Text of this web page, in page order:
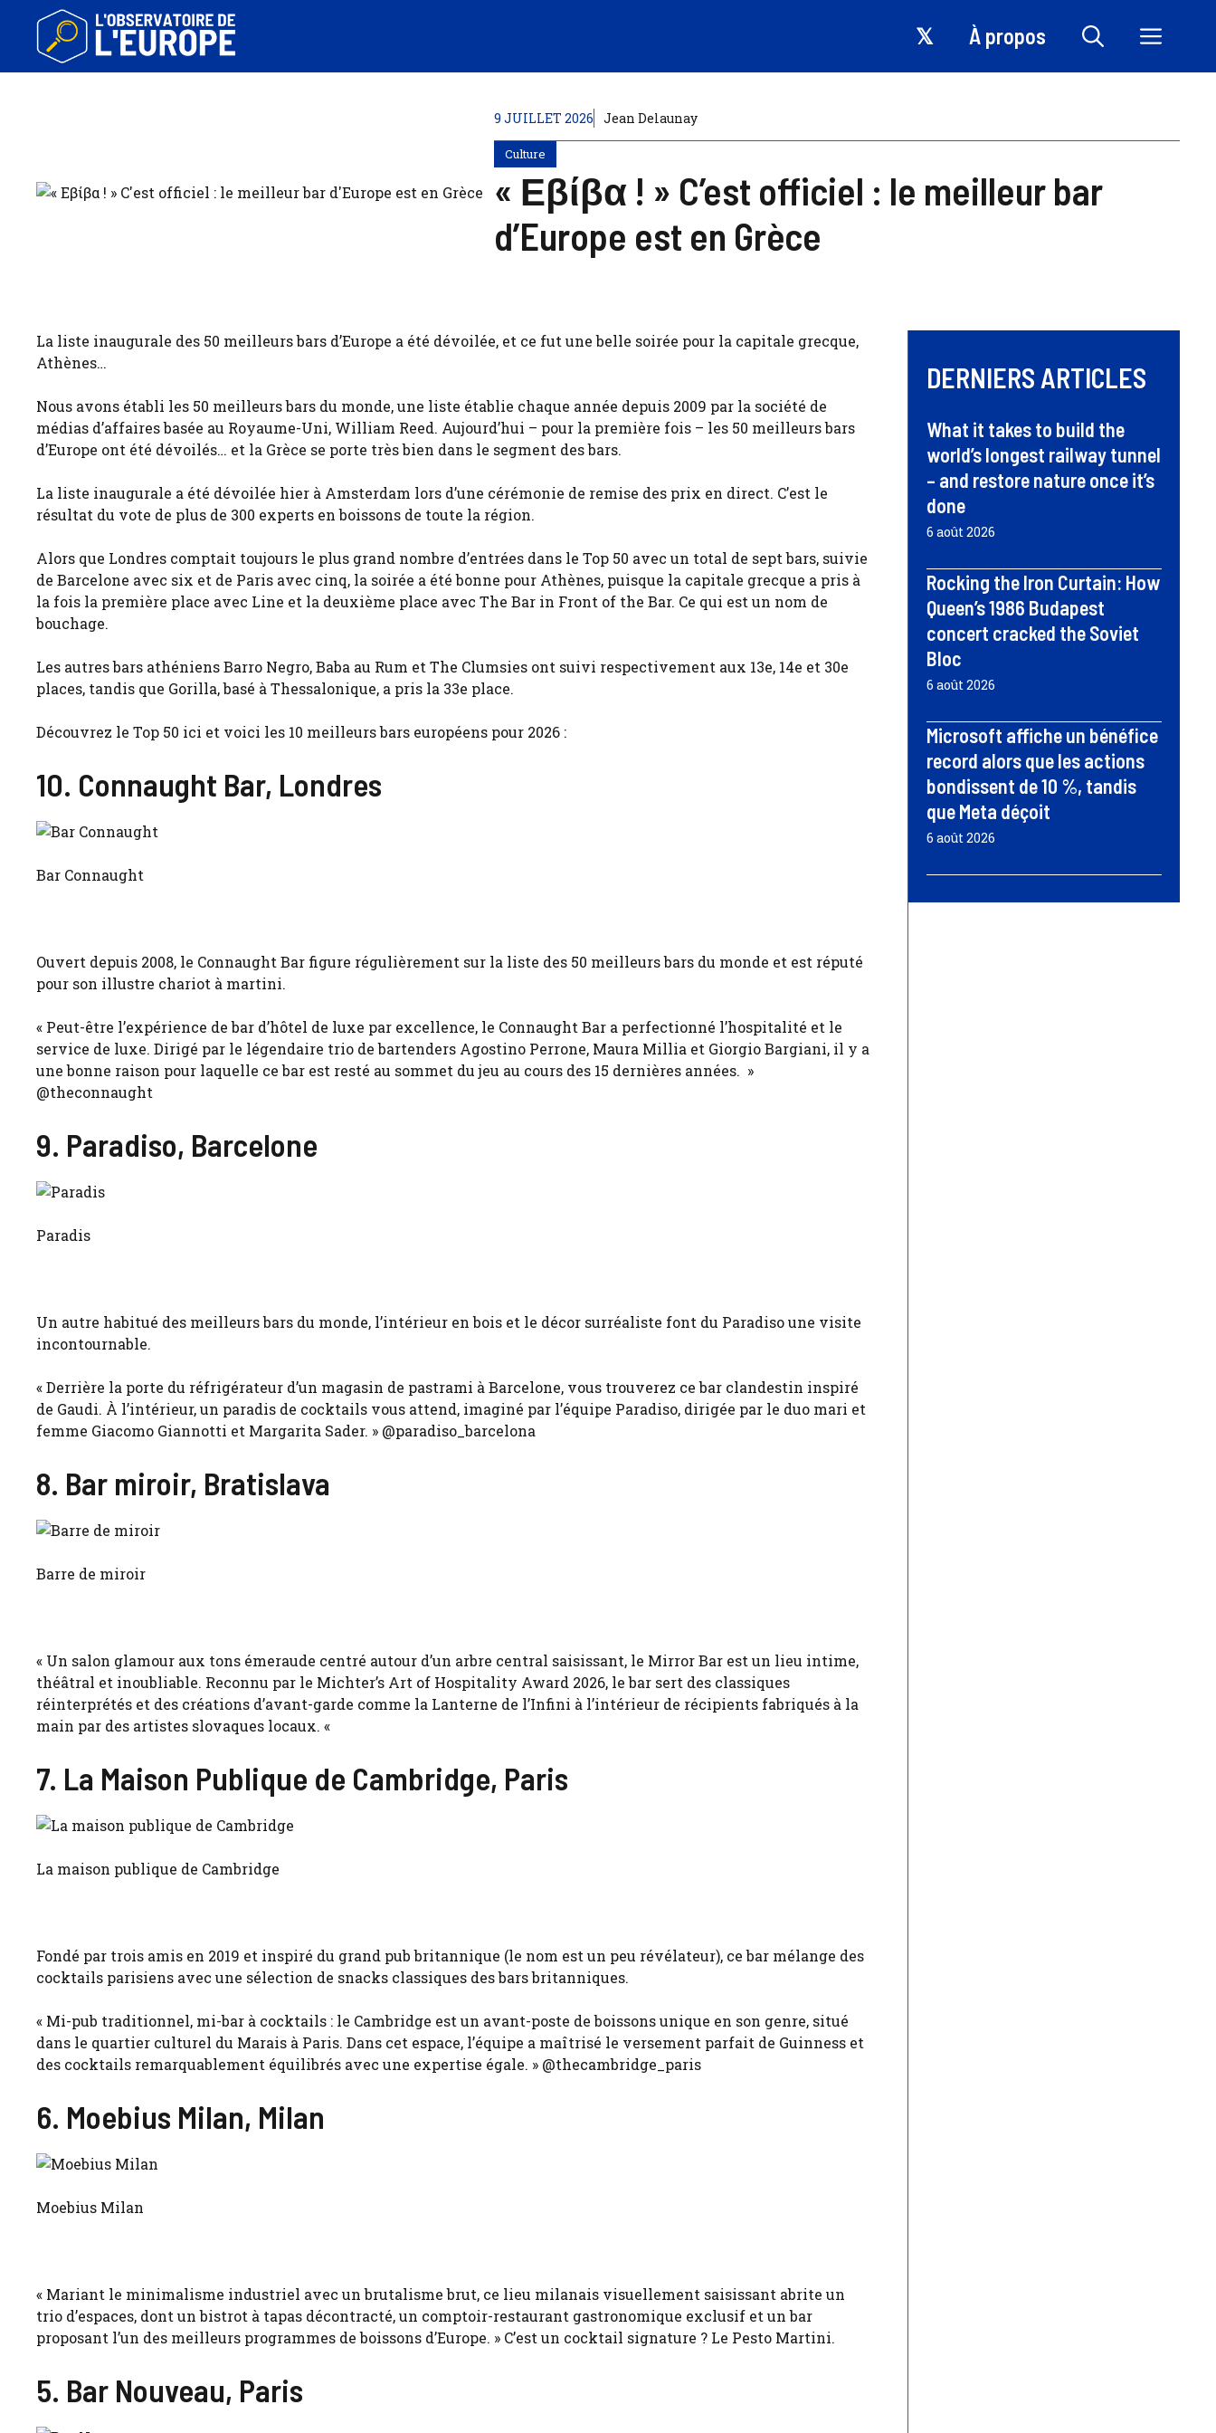
contenu
𝕏 À propos
9 JUILLET 2026 Jean Delaunay
Culture
« Εβίβα ! » C’est officiel : le meilleur bar
d’Europe est en Grèce
La liste inaugurale des 50 meilleurs bars d’Europe a été dévoilée, et ce fut une belle soirée pour la capitale grecque,
Athènes…
Nous avons établi les 50 meilleurs bars du monde, une liste établie chaque année depuis 2009 par la société de
médias d’affaires basée au Royaume-Uni, William Reed. Aujourd’hui – pour la première fois – les 50 meilleurs bars
d’Europe ont été dévoilés… et la Grèce se porte très bien dans le segment des bars.
La liste inaugurale a été dévoilée hier à Amsterdam lors d’une cérémonie de remise des prix en direct. C’est le
résultat du vote de plus de 300 experts en boissons de toute la région.
Alors que Londres comptait toujours le plus grand nombre d’entrées dans le Top 50 avec un total de sept bars, suivie
de Barcelone avec six et de Paris avec cinq, la soirée a été bonne pour Athènes, puisque la capitale grecque a pris à
la fois la première place avec Line et la deuxième place avec The Bar in Front of the Bar. Ce qui est un nom de
bouchage.
Les autres bars athéniens Barro Negro, Baba au Rum et The Clumsies ont suivi respectivement aux 13e, 14e et 30e
places, tandis que Gorilla, basé à Thessalonique, a pris la 33e place.
Découvrez le Top 50 ici et voici les 10 meilleurs bars européens pour 2026 :
10. Connaught Bar, Londres
Bar Connaught
Ouvert depuis 2008, le Connaught Bar figure régulièrement sur la liste des 50 meilleurs bars du monde et est réputé
pour son illustre chariot à martini.
« Peut-être l’expérience de bar d’hôtel de luxe par excellence, le Connaught Bar a perfectionné l’hospitalité et le
service de luxe. Dirigé par le légendaire trio de bartenders Agostino Perrone, Maura Millia et Giorgio Bargiani, il y a
une bonne raison pour laquelle ce bar est resté au sommet du jeu au cours des 15 dernières années. »
@theconnaught
9. Paradiso, Barcelone
Paradis
Un autre habitué des meilleurs bars du monde, l’intérieur en bois et le décor surréaliste font du Paradiso une visite
incontournable.
« Derrière la porte du réfrigérateur d’un magasin de pastrami à Barcelone, vous trouverez ce bar clandestin inspiré
de Gaudi. À l’intérieur, un paradis de cocktails vous attend, imaginé par l’équipe Paradiso, dirigée par le duo mari et
femme Giacomo Giannotti et Margarita Sader. » @paradiso_barcelona
8. Bar miroir, Bratislava
Barre de miroir
« Un salon glamour aux tons émeraude centré autour d’un arbre central saisissant, le Mirror Bar est un lieu intime,
théâtral et inoubliable. Reconnu par le Michter’s Art of Hospitality Award 2026, le bar sert des classiques
réinterprétés et des créations d’avant-garde comme la Lanterne de l’Infini à l’intérieur de récipients fabriqués à la
main par des artistes slovaques locaux. «
7. La Maison Publique de Cambridge, Paris
La maison publique de Cambridge
Fondé par trois amis en 2019 et inspiré du grand pub britannique (le nom est un peu révélateur), ce bar mélange des
cocktails parisiens avec une sélection de snacks classiques des bars britanniques.
« Mi-pub traditionnel, mi-bar à cocktails : le Cambridge est un avant-poste de boissons unique en son genre, situé
dans le quartier culturel du Marais à Paris. Dans cet espace, l’équipe a maîtrisé le versement parfait de Guinness et
des cocktails remarquablement équilibrés avec une expertise égale. » @thecambridge_paris
6. Moebius Milan, Milan
Moebius Milan
« Mariant le minimalisme industriel avec un brutalisme brut, ce lieu milanais visuellement saisissant abrite un
trio d’espaces, dont un bistrot à tapas décontracté, un comptoir-restaurant gastronomique exclusif et un bar
proposant l’un des meilleurs programmes de boissons d’Europe. » C’est un cocktail signature ? Le Pesto Martini.
5. Bar Nouveau, Paris
DERNIERS ARTICLES
What it takes to build the
world’s longest railway tunnel
– and restore nature once it’s
done
6 août 2026
Rocking the Iron Curtain: How
Queen’s 1986 Budapest
concert cracked the Soviet
Bloc
6 août 2026
Microsoft affiche un bénéfice
record alors que les actions
bondissent de 10 %, tandis
que Meta déçoit
6 août 2026